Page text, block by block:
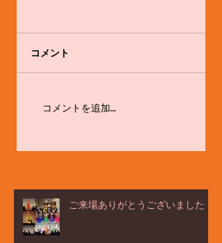
舞
コメント
コメントを追加…
ご来場ありがとうございました！